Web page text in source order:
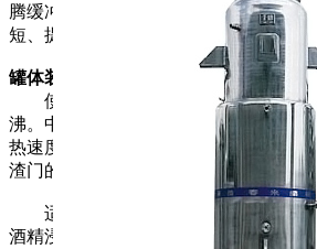
腾缓冲空间大，不易跑料。下水：药液
短、提取效果好、自动清洗、自控操作
罐体装有底部加热层和中心加热鼓：
使用此加热结构可进行小生产试验
沸。中心加热鼓在药液中心加热，有效
热速度，又起到支桥作用，便于出液，
渣门的开启挂带料渣，使出渣更加顺利。
适用于芳香油提取及有机溶媒回收
酒精浸出、热回流浸出、强制循环浸出